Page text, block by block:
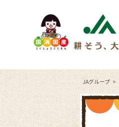
JAグループ